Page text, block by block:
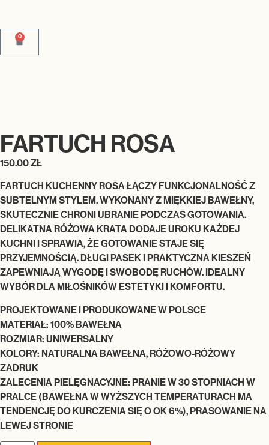
0
FARTUCH ROSA
150.00ZŁ
FARTUCH KUCHENNY ROSA ŁĄCZY FUNKCJONALNOŚĆ Z
SUBTELNYM STYLEM. WYKONANY Z MIĘKKIEJ BAWEŁNY,
SKUTECZNIE CHRONI UBRANIE PODCZAS GOTOWANIA.
DELIKATNA RÓŻOWA KRATA DODAJE UROKU KAŻDEJ
KUCHNI I SPRAWIA, ŻE GOTOWANIE STAJE SIĘ
PRZYJEMNOŚCIĄ. DŁUGI PASEK I PRAKTYCZNA KIESZEŃ
ZAPEWNIAJĄ WYGODĘ I SWOBODĘ RUCHÓW. IDEALNY
WYBÓR DLA MIŁOŚNIKÓW ESTETYKI I KOMFORTU.
PROJEKTOWANE I PRODUKOWANE W POLSCE
MATERIAŁ: 100% BAWEŁNA
ROZMIAR: UNIWERSALNY
KOLORY: NATURALNA BAWEŁNA, RÓŻOWO-RÓŻOWY
ZADRUK
ZALECENIA PIELĘGNACYJNE: PRANIE W 30 STOPNIACH W
PRALCE (BAWEŁNA W WYŻSZYCH TEMPERATURACH MA
TENDENCJĘ DO KURCZENIA SIĘ O OK 6%), PRASOWANIE NA
LEWEJ STRONIE